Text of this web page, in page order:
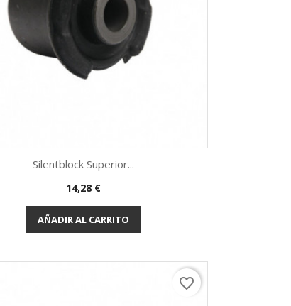
Vista rápida
Silentblock Superior...
Precio
14,28 €
AÑADIR AL CARRITO
favorite_border